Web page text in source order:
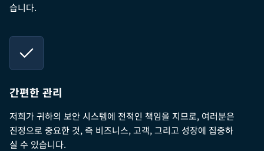
습니다.
간편한 관리
저희가 귀하의 보안 시스템에 전적인 책임을 지므로, 여러분은
진정으로 중요한 것, 즉 비즈니스, 고객, 그리고 성장에 집중하
실 수 있습니다.